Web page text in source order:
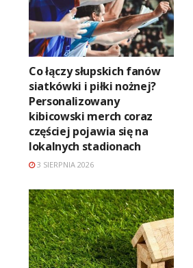
Co łączy słupskich fanów
siatkówki i piłki nożnej?
Personalizowany
kibicowski merch coraz
częściej pojawia się na
lokalnych stadionach
3 SIERPNIA 2026